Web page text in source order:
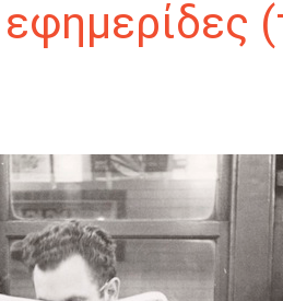
εφημερίδες